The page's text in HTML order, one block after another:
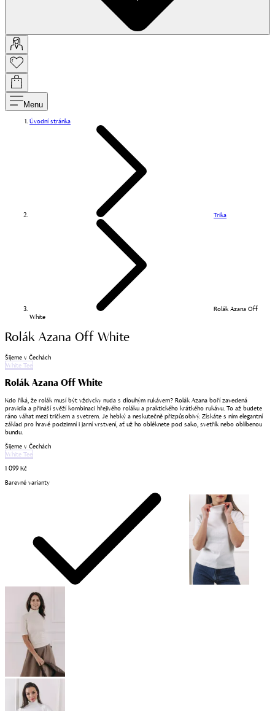
Menu
Úvodní stránka
Trika
Rolák Azana Off
White
Rolák Azana Off White
Šijeme v Čechách
White Tee
Rolák Azana Off White
Kdo říká, že rolák musí být vždycky nuda s dlouhým rukávem? Rolák Azana boří zavedená
pravidla a přináší svěží kombinaci hřejivého roláku a praktického krátkého rukávu. To až budete
ráno váhat mezi tričkem a svetrem. Je hebký a neskutečně přizpůsobivý. Získáte s ním elegantní
základ pro hravé podzimní i jarní vrstvení, ať už ho obléknete pod sako, svetřík nebo oblíbenou
bundu.
Šijeme v Čechách
White Tee
1 099 Kč
Barevné varianty